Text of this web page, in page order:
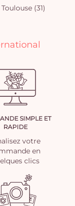
Toulouse (31)
SIMPLE ET
RAPIDE
votre
en
clics